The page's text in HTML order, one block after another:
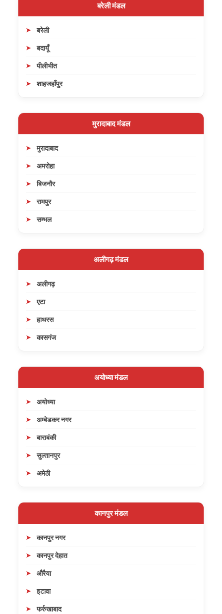
बरेली मंडल
बरेली
बदायूँ
पीलीभीत
शाहजहाँपुर
मुरादाबाद मंडल
मुरादाबाद
अमरोहा
बिजनौर
रामपुर
सम्भल
अलीगढ़ मंडल
अलीगढ़
एटा
हाथरस
कासगंज
अयोध्या मंडल
अयोध्या
अम्बेडकर नगर
बाराबंकी
सुल्तानपुर
अमेठी
कानपुर मंडल
कानपुर नगर
कानपुर देहात
औरैया
इटावा
फर्रुखाबाद